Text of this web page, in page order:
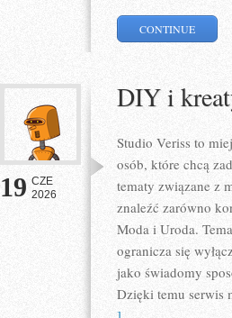
CONTINUE
19 CZE
2026
DIY i
Studio Veriss to
osób, które chcą
tematy związane z
znaleźć zarówno
Moda i Uroda.
ogranicza się
jako świadomy
Dzięki temu serwis